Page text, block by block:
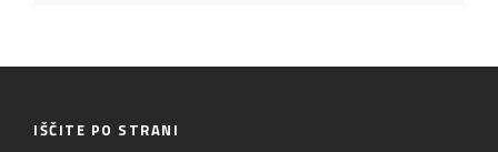
IŠČITE PO STRANI